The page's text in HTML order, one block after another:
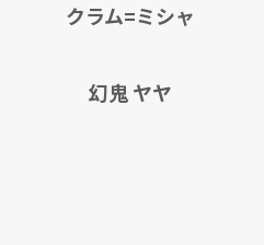
クラム=ミシャ
幻鬼 ヤヤ